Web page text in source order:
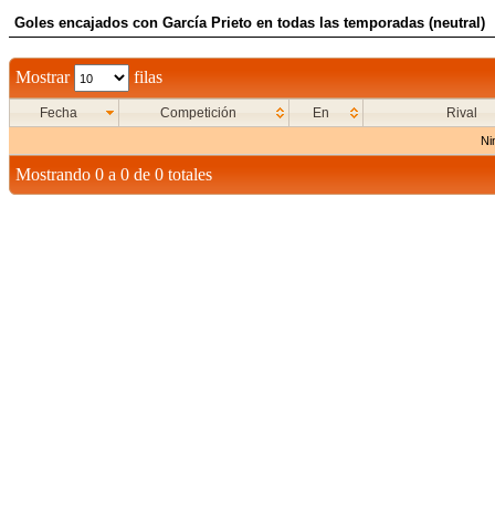
Goles encajados con García Prieto en todas las temporadas (neutral)
Mostrar filas
Fecha Competición En Rival
Mostrando 0 a 0 de 0 totales